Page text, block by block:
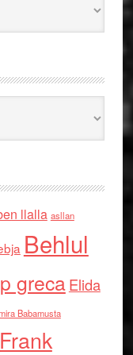
llalla asllan
Behlul
grecaElida
Babamusta
Frank